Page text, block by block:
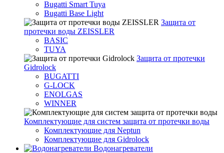
Bugatti Smart Tuya
Bugatti Base Light
Защита от
протечки воды ZEISSLER
BASIC
TUYA
Защита от протечки
Gidrolock
BUGATTI
G-LOCK
ENOLGAS
WINNER
Комплектующие для систем защита от протечки воды
Комплектующие для Neptun
Комплектующие для Gidrolock
Водонагреватели